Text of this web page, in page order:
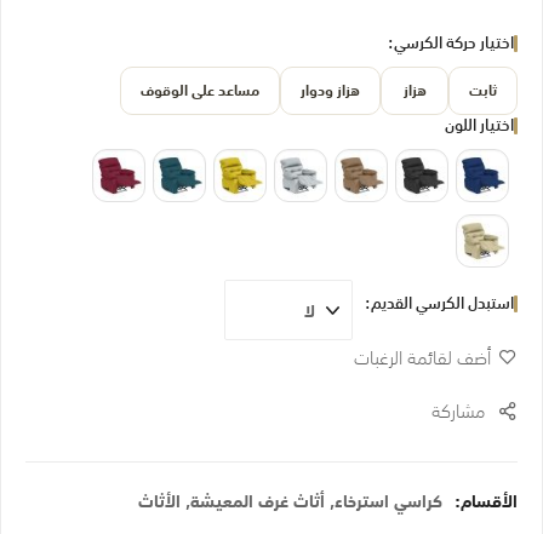
اختيار حركة الكرسي
ثابت هزاز هزاز ودوار مساعد على الوقوف
اختيار اللون
استبدل الكرسي القديم
أضف لقائمة الرغبات
مشاركة
الأقسام: كراسي استرخاء,أثاث غرف المعيشة,الأثاث